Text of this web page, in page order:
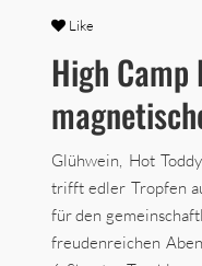
Like
High
Glühwein, Hot
trifft edler Tropfen
für den
freudenreichen